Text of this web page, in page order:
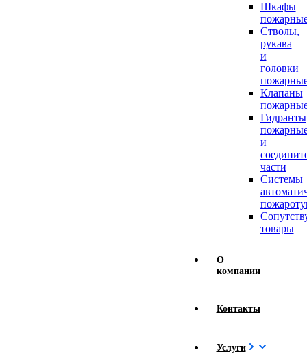
Шкафы
Стволы,
рукава
и
головки
Клапаны
Гидранты
и
части
Системы
товары
О
компании
Контакты
Услуги